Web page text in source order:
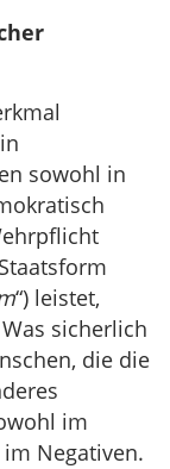
sowohl in
“) leistet,
sicherlich
die die
im
Negativen.